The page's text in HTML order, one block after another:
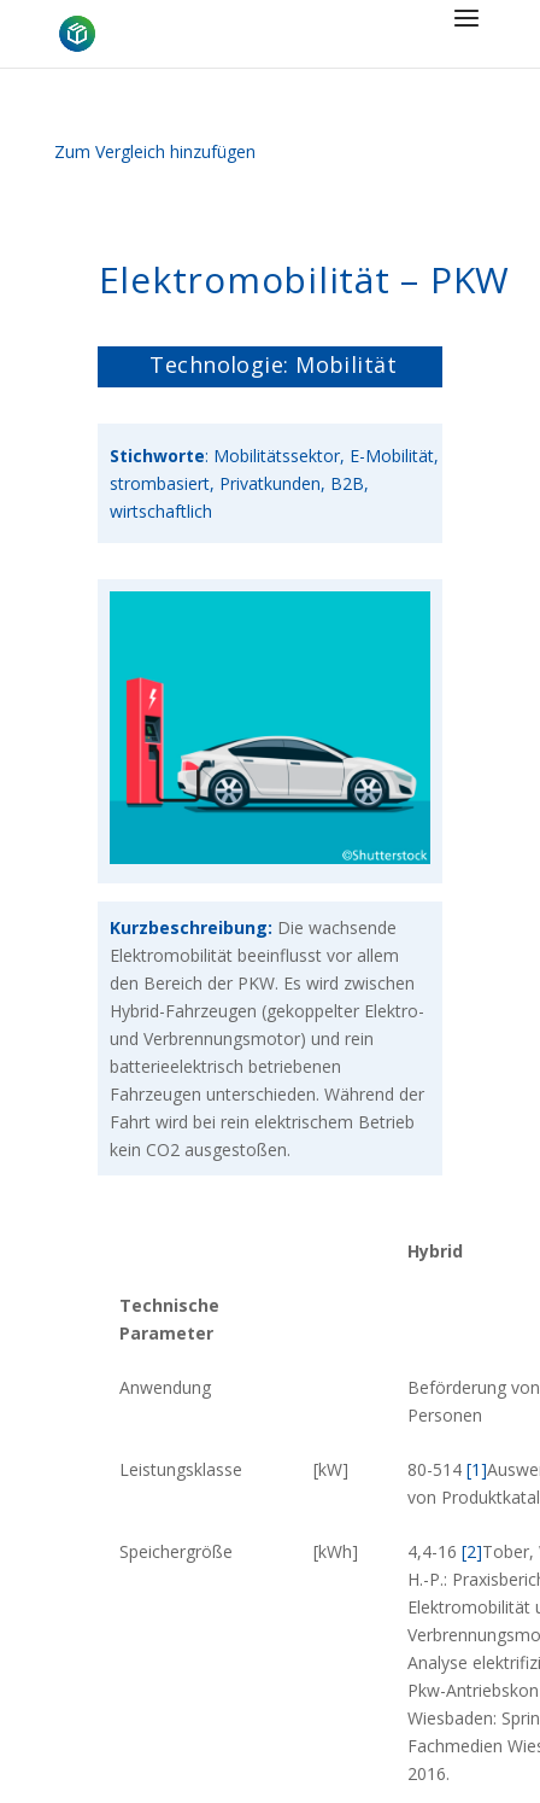
Zum Vergleich hinzufügen
Elektromobilität – PKW
Technologie: Mobilität
Stichworte: Mobilitätssektor, E-Mobilität,
strombasiert, Privatkunden, B2B,
wirtschaftlich
Kurzbeschreibung: Die wachsende
Elektromobilität beeinflusst vor allem
den Bereich der PKW. Es wird zwischen
Hybrid-Fahrzeugen (gekoppelter Elektro-
und Verbrennungsmotor) und rein
batterieelektrisch betriebenen
Fahrzeugen unterschieden. Während der
Fahrt wird bei rein elektrischem Betrieb
kein CO2 ausgestoßen.
Hybrid
Technische
Parameter
Anwendung
Beförderung von
Personen
Leistungsklasse [kW] 80-514 [1]
von
Speichergröße [kWh] 4,4-16 [2]Tober,
H.-P.:
Elektromobilität
Analyse
Pkw-
Wiesbaden:
Fachmedien
2016.